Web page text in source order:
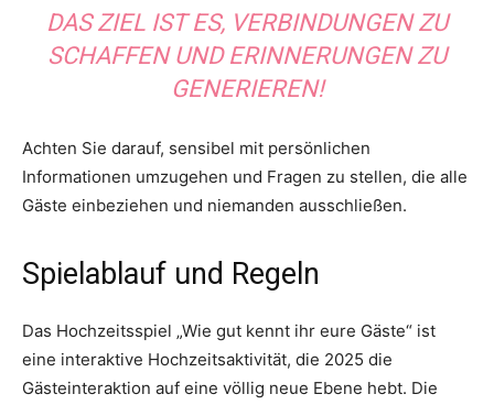
DAS ZIEL IST ES, VERBINDUNGEN ZU
SCHAFFEN UND ERINNERUNGEN ZU
GENERIEREN!
Achten Sie darauf, sensibel mit persönlichen
Informationen umzugehen und Fragen zu stellen, die alle
Gäste einbeziehen und niemanden ausschließen.
Spielablauf und Regeln
Das Hochzeitsspiel „Wie gut kennt ihr eure Gäste“ ist
eine interaktive Hochzeitsaktivität, die 2025 die
Gästeinteraktion auf eine völlig neue Ebene hebt. Die